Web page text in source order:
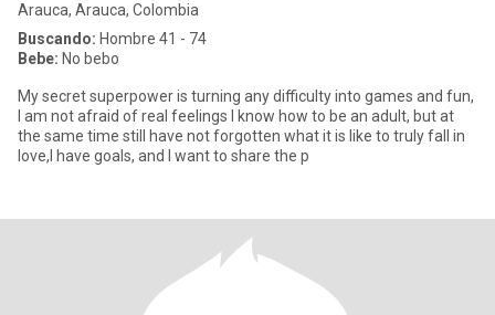
Arauca, Arauca, Colombia
Buscando: Hombre 41 - 74
Bebe: No bebo
My secret superpower is turning any difficulty into games and fun,
I am not afraid of real feelings I know how to be an adult, but at
the same time still have not forgotten what it is like to truly fall in
love,I have goals, and I want to share the p